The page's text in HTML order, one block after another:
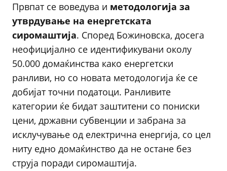
Првпат се воведува и методологија за
утврдување на енергетската
сиромаштија. Според Божиновска, досега
неофицијално се идентификувани околу
50.000 домаќинства како енергетски
ранливи, но со новата методологија ќе се
добијат точни податоци. Ранливите
категории ќе бидат заштитени со пониски
цени, државни субвенции и забрана за
исклучување од електрична енергија, со цел
ниту едно домаќинство да не остане без
струја поради сиромаштија.